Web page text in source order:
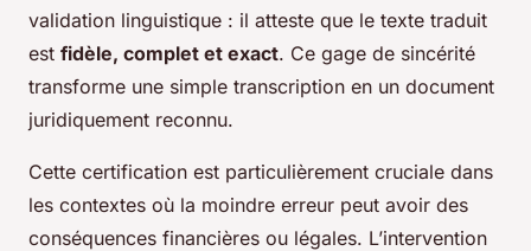
validation linguistique : il atteste que le texte traduit
est fidèle, complet et exact. Ce gage de sincérité
transforme une simple transcription en un document
juridiquement reconnu.
Cette certification est particulièrement cruciale dans
les contextes où la moindre erreur peut avoir des
conséquences financières ou légales. L’intervention